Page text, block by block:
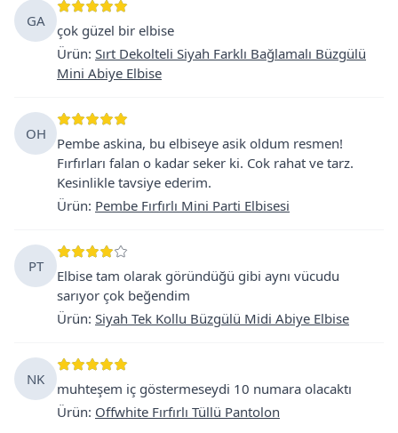
GA
çok güzel bir elbise
Ürün: Sırt Dekolteli Siyah Farklı Bağlamalı Büzgülü
Mini Abiye Elbise
OH
Pembe askina, bu elbiseye asik oldum resmen!
Fırfırları falan o kadar seker ki. Cok rahat ve tarz.
Kesinlikle tavsiye ederim.
Ürün: Pembe Fırfırlı Mini Parti Elbisesi
PT
Elbise tam olarak göründüğü gibi aynı vücudu
sarıyor çok beğendim
Ürün: Siyah Tek Kollu Büzgülü Midi Abiye Elbise
NK
muhteşem iç göstermeseydi 10 numara olacaktı
Ürün: Offwhite Fırfırlı Tüllü Pantolon